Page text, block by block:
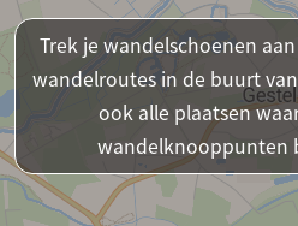
Trek je wandelschoenen
wandelroutes in de buurt
ook alle plaatsen
wandelknooppunten